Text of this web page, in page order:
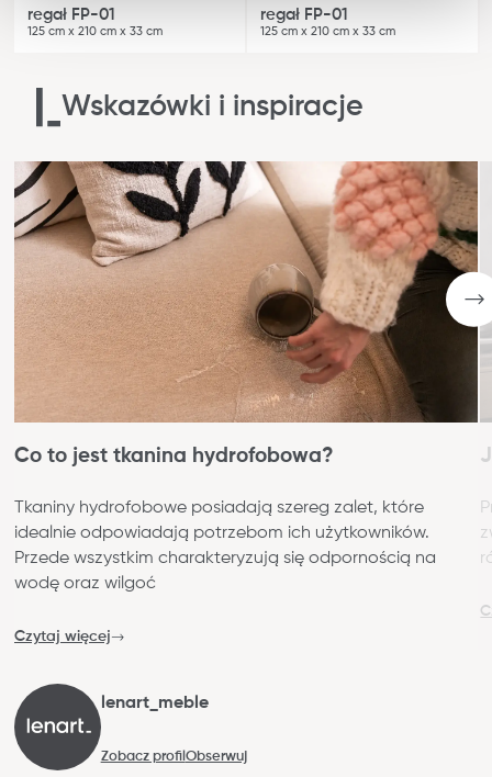
regał FP-01
125 cm x 210 cm x 33 cm
regał FP-01
125 cm x 210 cm x 33 cm
Wskazówki i inspiracje
Co to jest tkanina hydrofobowa?
Tkaniny hydrofobowe posiadają szereg zalet, które
idealnie odpowiadają potrzebom ich użytkowników.
Przede wszystkim charakteryzują się odpornością na
wodę oraz wilgoć
Czytaj więcej
lenart_meble
Zobacz profil Obserwuj